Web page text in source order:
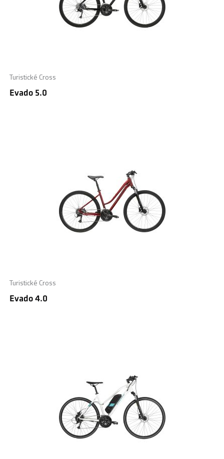
Turistické Cross
Evado 5.0
Turistické Cross
Evado 4.0